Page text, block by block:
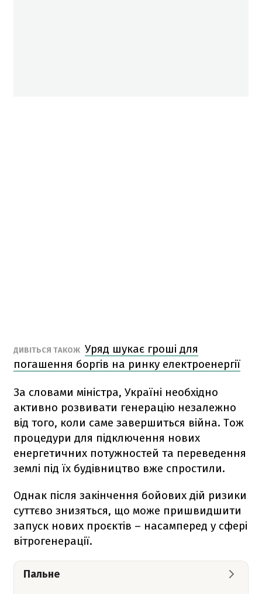
ДИВІТЬСЯ ТАКОЖ Уряд шукає гроші для
погашення боргів на ринку електроенергії
За словами міністра, Україні необхідно
активно розвивати генерацію незалежно
від того, коли саме завершиться війна. Тож
процедури для підключення нових
енергетичних потужностей та переведення
землі під їх будівництво вже спростили.
Однак після закінчення бойових дій ризики
суттєво знизяться, що може пришвидшити
запуск нових проєктів – насамперед у сфері
вітрогенерації.
Пальне